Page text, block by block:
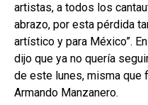
artistas, a todos los
abrazo, por esta pérdida
artístico y para México”.
dijo que ya no quería
de este lunes, misma que
Armando Manzanero.